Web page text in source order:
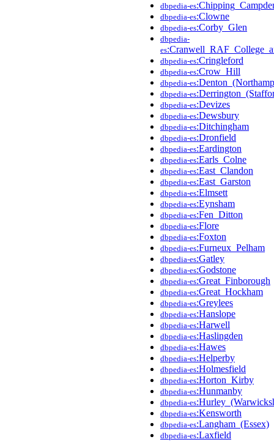
dbpedia-es
dbpedia-es:Clowne
dbpedia-es:Corby_Glen
dbpedia-
es
dbpedia-es:Cringleford
dbpedia-es:Crow_Hill
dbpedia-es
dbpedia-es
dbpedia-es:Devizes
dbpedia-es:Dewsbury
dbpedia-es:Ditchingham
dbpedia-es:Dronfield
dbpedia-es:Eardington
dbpedia-es:Earls_Colne
dbpedia-es:East_Clandon
dbpedia-es:East_Garston
dbpedia-es:Elmsett
dbpedia-es:Eynsham
dbpedia-es:Fen_Ditton
dbpedia-es:Flore
dbpedia-es:Foxton
dbpedia-es:Furneux_Pelham
dbpedia-es:Gatley
dbpedia-es:Godstone
dbpedia-es:Great_Finborough
dbpedia-es:Great_Hockham
dbpedia-es:Greylees
dbpedia-es:Hanslope
dbpedia-es:Harwell
dbpedia-es:Haslingden
dbpedia-es:Hawes
dbpedia-es:Helperby
dbpedia-es:Holmesfield
dbpedia-es:Horton_Kirby
dbpedia-es:Hunmanby
dbpedia-es
dbpedia-es:Kensworth
dbpedia-es:Langham_(Essex)
dbpedia-es:Laxfield